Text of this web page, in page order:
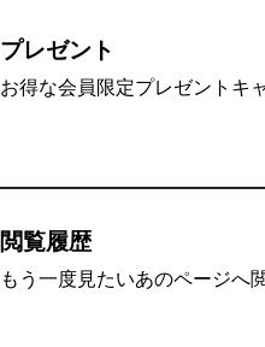
プレゼント
お得な会員限定プレゼントキ
閲覧履歴
もう一度見たいあのページへ